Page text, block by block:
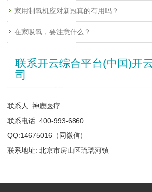
家用制氧机应对新冠真的有用吗？
在家吸氧，要注意什么？
联系开云综合平台(中国)开
司
联系人: 神鹿医疗
联系电话: 400-993-6860
QQ:14675016（同微信）
联系地址: 北京市房山区琉璃河镇